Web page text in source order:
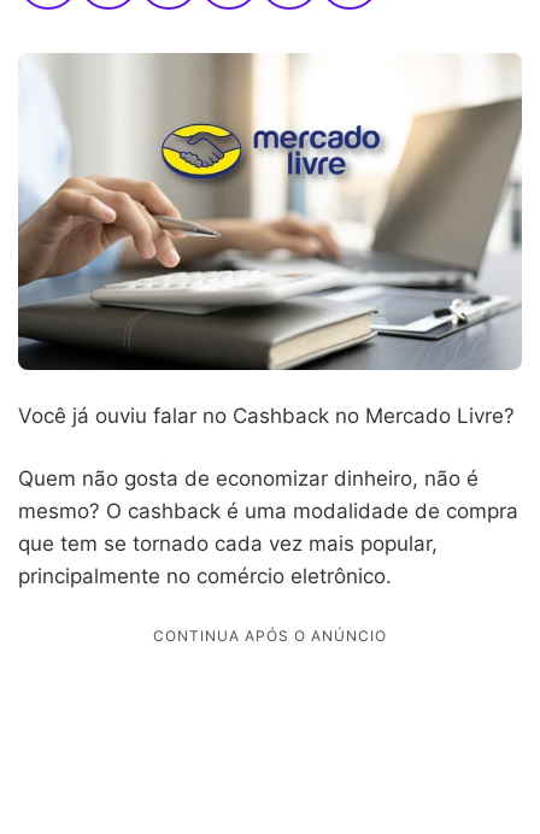
Você já ouviu falar no Cashback no Mercado Livre?
Quem não gosta de economizar dinheiro, não é
mesmo? O cashback é uma modalidade de compra
que tem se tornado cada vez mais popular,
principalmente no comércio eletrônico.